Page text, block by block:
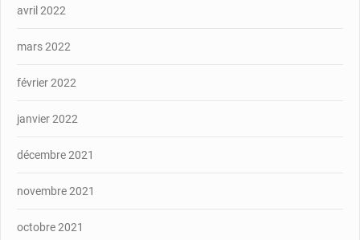
avril 2022
mars 2022
février 2022
janvier 2022
décembre 2021
novembre 2021
octobre 2021